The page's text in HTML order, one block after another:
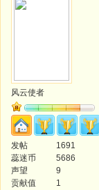
风云使者
发帖
1691
蕊迷币
5686
声望
9
贡献值
1